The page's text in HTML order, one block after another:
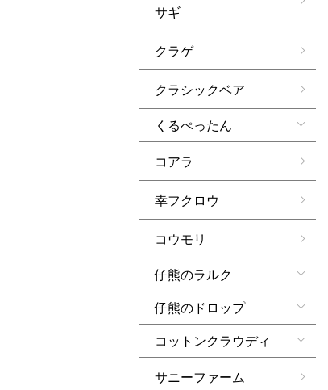
サギ
クラゲ
クラシックベア
くるぺったん
コアラ
幸フクロウ
コウモリ
仔熊のラルク
仔熊のドロップ
コットンクラウディ
サニーファーム